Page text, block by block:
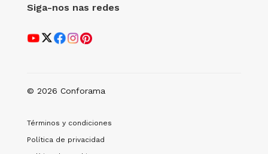
Siga-nos nas redes
© 2026 Conforama
Términos y condiciones
Política de privacidad